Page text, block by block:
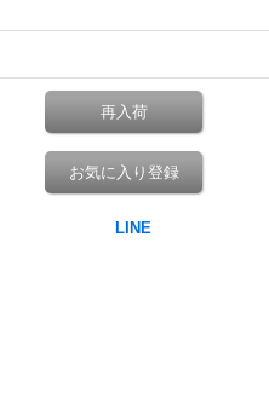
再入荷
お気に入り登録